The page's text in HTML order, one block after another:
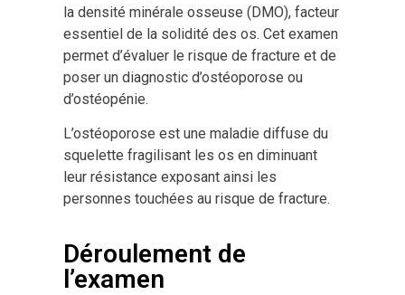
la densité minérale osseuse (DMO), facteur
essentiel de la solidité des os. Cet examen
permet d’évaluer le risque de fracture et de
poser un diagnostic d’ostéoporose ou
d’ostéopénie.
L’ostéoporose est une maladie diffuse du
squelette fragilisant les os en diminuant
leur résistance exposant ainsi les
personnes touchées au risque de fracture.
Déroulement de
l’examen